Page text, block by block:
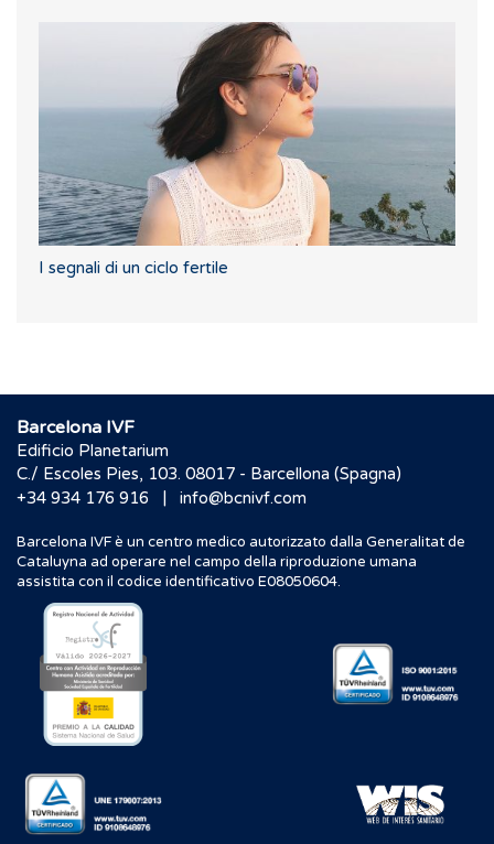
I segnali di un ciclo fertile
Barcelona IVF
Edificio Planetarium
C./ Escoles Pies, 103. 08017 - Barcellona (Spagna)
+34 934 176 916
| info@bcnivf.com
Barcelona IVF è un centro medico autorizzato dalla Generalitat de
Cataluyna ad operare nel campo della riproduzione umana
assistita con il codice identificativo E08050604.